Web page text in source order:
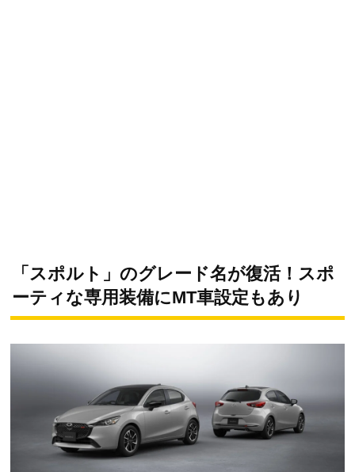
「スポルト」のグレード名が復活！スポ
ーティな専用装備にMT車設定もあり